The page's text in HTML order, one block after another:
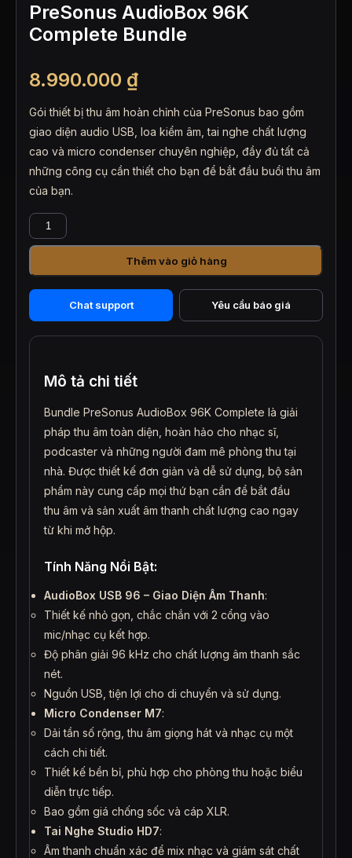
PreSonus AudioBox 96K
Complete Bundle
8.990.000 ₫
Gói thiết bị thu âm hoàn chỉnh của PreSonus bao gồm
giao diện audio USB, loa kiểm âm, tai nghe chất lượng
cao và micro condenser chuyên nghiệp, đầy đủ tất cả
những công cụ cần thiết cho bạn để bắt đầu buổi thu âm
của bạn.
PreSonus
AudioBox
96K
Bundle
số
Thêm vào giỏ hàng
Chat support Yêu cầu báo giá
Mô tả chi tiết
Bundle PreSonus AudioBox 96K Complete là giải
pháp thu âm toàn diện, hoàn hảo cho nhạc sĩ,
podcaster và những người đam mê phòng thu tại
nhà. Được thiết kế đơn giản và dễ sử dụng, bộ sản
phẩm này cung cấp mọi thứ bạn cần để bắt đầu
thu âm và sản xuất âm thanh chất lượng cao ngay
từ khi mở hộp.
Tính Năng Nổi Bật:
AudioBox USB 96 – Giao Diện Âm Thanh:
Thiết kế nhỏ gọn, chắc chắn với 2 cổng vào
mic/nhạc cụ kết hợp.
Độ phân giải 96 kHz cho chất lượng âm thanh sắc
nét.
Nguồn USB, tiện lợi cho di chuyển và sử dụng.
Micro Condenser M7:
Dải tần số rộng, thu âm giọng hát và nhạc cụ một
cách chi tiết.
Thiết kế bền bỉ, phù hợp cho phòng thu hoặc biểu
diễn trực tiếp.
Bao gồm giá chống sốc và cáp XLR.
Tai Nghe Studio HD7:
Âm thanh chuẩn xác để mix nhạc và giám sát chất